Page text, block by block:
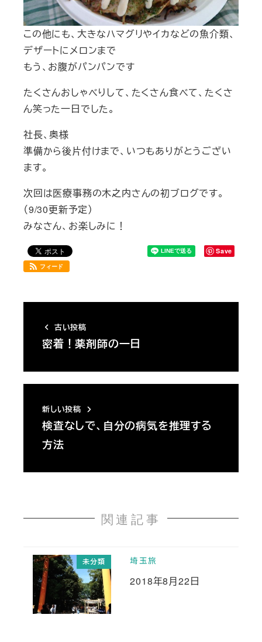
この他にも、大きなハマグリやイカなどの魚介類、
デザートにメロンまで
もう、お腹がパンパンです
たくさんおしゃべりして、たくさん食べて、たくさ
ん笑った一日でした。
社長、奥様
準備から後片付けまで、いつもありがとうござい
ます。
次回は医療事務の木之内さんの初ブログです。
（9/30更新予定）
みなさん、お楽しみに！
Save
フィード
古い投稿
密着！薬剤師の一日
新しい投稿
検査なしで、自分の病気を推理する
方法
関連記事
未分類 埼玉旅
投稿日
2018年8月22日